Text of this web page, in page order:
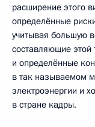
расширение этого
определённые
учитывая большую
составляющие этой
и определённые
в так называемом
электроэнергии и
в стране кадры.